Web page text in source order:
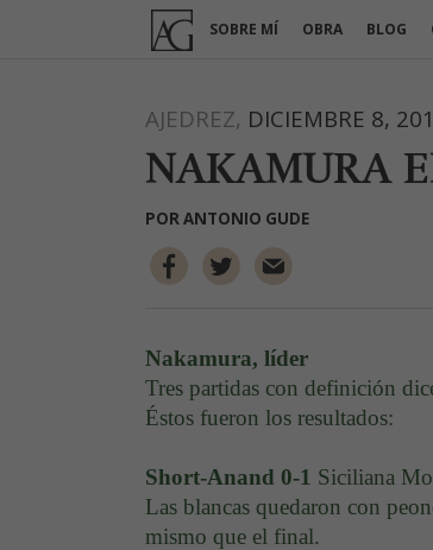
SOBRE MÍ OBRA BLOG
AJEDREZ, DICIEMBRE 8,
NAKAMURA
PORANTONIO GUDE
Nakamura, líder
Tres partidas con definición
Éstos fueron los resultados:
Short-Anand 0-1 Siciliana
Las blancas quedaron con
mismo que el final.